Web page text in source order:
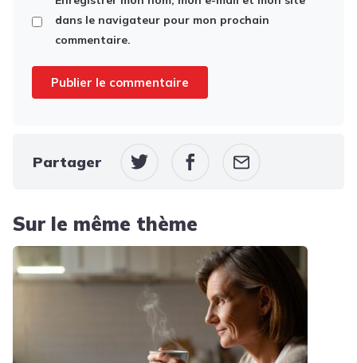
dans le navigateur pour mon prochain
commentaire.
Partager
Sur le même thème